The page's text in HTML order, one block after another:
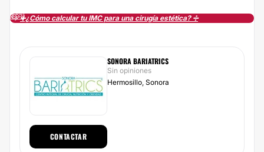
↪️➕¿Cómo calcular tu IMC para una cirugía estética? ➗
SONORA BARIATRICS
Sin opiniones
Hermosillo, Sonora
CONTACTAR